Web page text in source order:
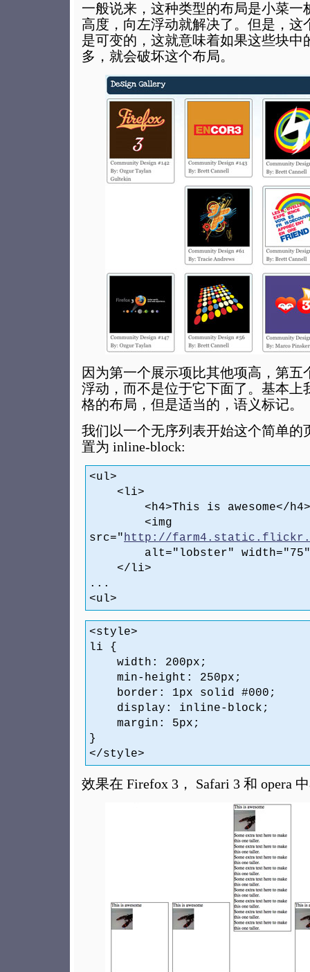
一般说来，这种类型的布局是小菜一
高度，向左浮动就解决了。但是，这
是可变的，这就意味着如果这些块中
多，就会破坏这个布局。
因为第一个展示项比其他项高，第五
浮动，而不是位于它下面了。基本上
格的布局，但是适当的，语义标记。
我们以一个无序列表开始这个简单的
置为 inline-block:
<ul>
<li>
<h4>This is awesome</h4>
<img
src=" http://
alt="lobster" width="75"
</li>
...
<ul>
<style>
li {
width: 200px;
min-height: 250px;
border: 1px solid #000;
display: inline-block;
margin: 5px;
}
</style>
效果在 Firefox 3， Safari 3 和 opera